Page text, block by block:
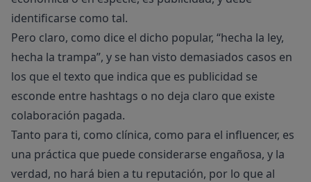
identificarse como tal.
Pero claro, como dice el dicho popular, “hecha la ley,
hecha la trampa”, y se han visto demasiados casos en
los que el texto que indica que es publicidad se
esconde entre hashtags o no deja claro que existe
colaboración pagada.
Tanto para ti, como clínica, como para el influencer, es
una práctica que puede considerarse engañosa, y la
verdad, no hará bien a tu reputación, por lo que al